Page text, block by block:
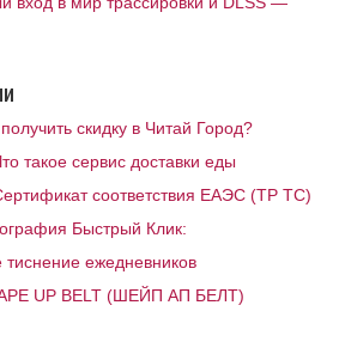
скидку в Читай Город?
такое сервис доставки еды
соответствия ЕАЭС (ТР ТС)
Быстрый Клик:
ежедневников
UP BELT (ШЕЙП АП БЕЛТ)